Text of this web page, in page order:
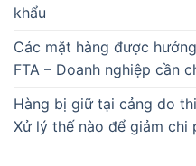
khẩu
Các mặt hàng được
FTA – Doanh nghiệp cần
Hàng bị giữ tại cảng do
Xử lý thế nào để giảm chi